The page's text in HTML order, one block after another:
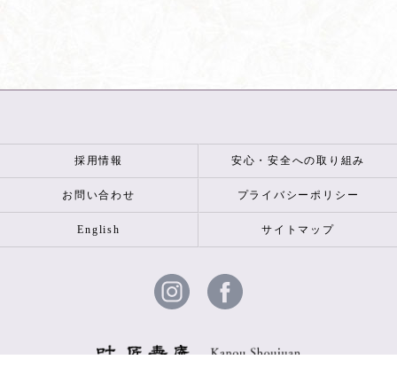
採用情報 安心・安全への取り組み
お問い合わせ プライバシーポリシー
English サイトマップ